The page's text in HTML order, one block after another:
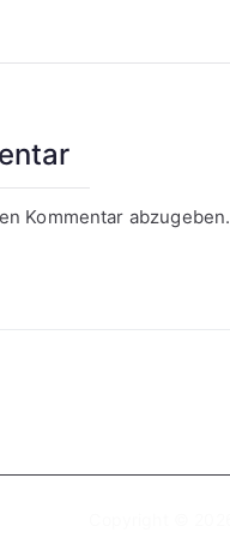
Kommentar abzugeben.